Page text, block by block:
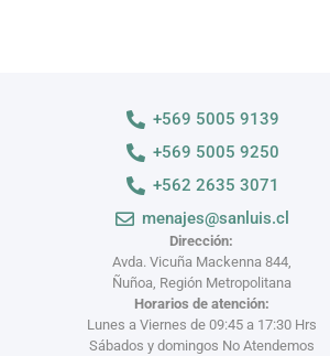
Dirección:
Avda. Vicuña Mackenna 844,
Ñuñoa, Región Metropolitana
Horarios de atención:
Lunes a Viernes de 09:45 a 17:30 Hrs
Sábados y domingos No Atendemos
+569 5005 9139
+569 5005 9250
+562 2635 3071
menajes@sanluis.cl